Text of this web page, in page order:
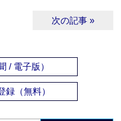
次の記事 »
/ 電子版）
録（無料）